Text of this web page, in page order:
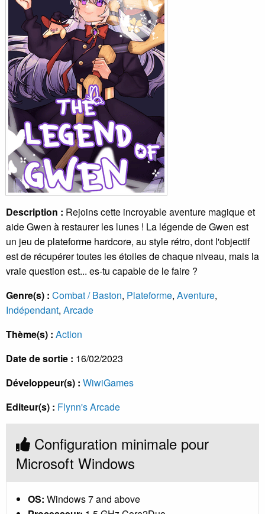
Description : Rejoins cette incroyable aventure magique et
aide Gwen à restaurer les lunes ! La légende de Gwen est
un jeu de plateforme hardcore, au style rétro, dont l'objectif
est de récupérer toutes les étoiles de chaque niveau, mais la
vraie question est... es-tu capable de le faire ?
Genre(s) : Combat / Baston, Plateforme, Aventure,
Indépendant, Arcade
Thème(s) : Action
Date de sortie : 16/02/2023
Développeur(s) : WiwiGames
Editeur(s) : Flynn's Arcade
Configuration minimale pour
Microsoft Windows
OS: Windows 7 and above